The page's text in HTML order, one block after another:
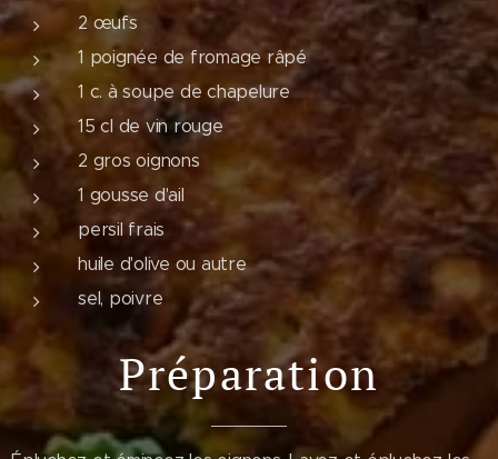
2 œufs
1 poignée de fromage râpé
1 c. à soupe de chapelure
15 cl de vin rouge
2 gros oignons
1 gousse d'ail
persil frais
huile d'olive ou autre
sel, poivre
Préparation